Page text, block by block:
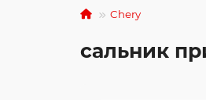
Chery
сальник